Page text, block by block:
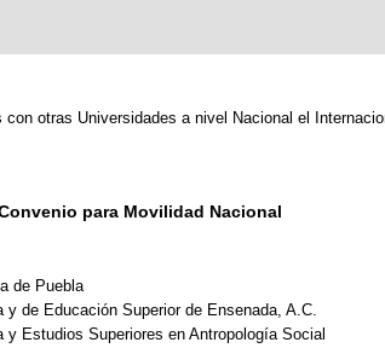
otras Universidades a nivel Nacional el
para Movilidad Nacional
de Puebla
de Educación Superior de Ensenada, A.C.
Estudios Superiores en Antropología Social